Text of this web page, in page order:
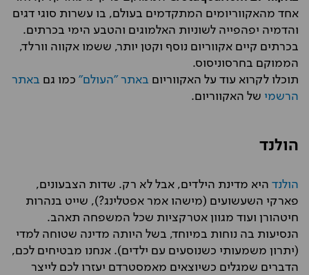
אחד מהאקווריומים המתקדמים בעולם, בו עשרות סוגי דגים
והדמיה יפהפייה לשוניות האלמוגים והטבע הימי בכרתים.
בכרתים קיים אקווריום נוסף וקטן יותר, ששמו אקווה וורלד,
הממוקם בחרסוניסוס.
תוכלו לקרוא עוד על האקווריום באתר "העולם" כמו גם באתר
הרשמי של האקווריום.
הולנד
הולנד היא מדינת הילדים, אבל לא רק. שדות הצבעונים,
פארקי השעשועים (מישהו אמר אפטלינג?), שייט בנהרות
חיטהורן ועוד מגוון אטרקציות שכל המשפחה תאהב.
הנסיעות בה נוחות במיוחד, בשל היותה מדינה שטוחה למדי
(יתרון משמעותי כשנוסעים עם ילדים). אנחנו מבטיחים לכם,
הדברים שמגלים כשיוצאים מאמסטרדם יעזרו לכם לייצר